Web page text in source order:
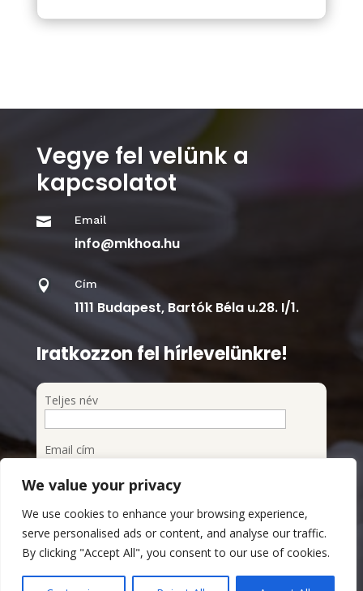
We value your privacy
We use cookies to enhance your browsing experience,
serve personalised ads or content, and analyse our traffic.
By clicking "Accept All", you consent to our use of cookies.
Vegye fel velünk a
kapcsolatot
 Email
info@mkhoa.hu
 Cím
1111 Budapest, Bartók Béla u.28. I/1.
Iratkozzon fel hírlevelünkre!
Teljes név
Email cím
Megismertem és elfogadom az Adatvédelmi
szabályzatot
Adatvédelmi Szabályzat